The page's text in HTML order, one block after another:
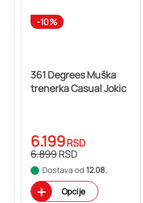
-10%
361 Degrees Muška
trenerka Casual Jokic
6.199RSD
6.899RSD
Dostava od 12.08.
Opcije